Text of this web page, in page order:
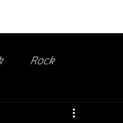
de passionnés !
Rock